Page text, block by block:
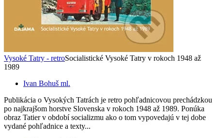
Vysoké Tatry - retroSocialistické Vysoké Tatry v rokoch 1948 až
1989
Ivan Bohuš ml.
Publikácia o Vysokých Tatrách je retro pohľadnicovou prechádzkou
po najkrajšom horstve Slovenska v rokoch 1948 až 1989. Ponúka
obraz Tatier v období socializmu ako o tom vypovedajú v tej dobe
vydané pohľadnice a texty...